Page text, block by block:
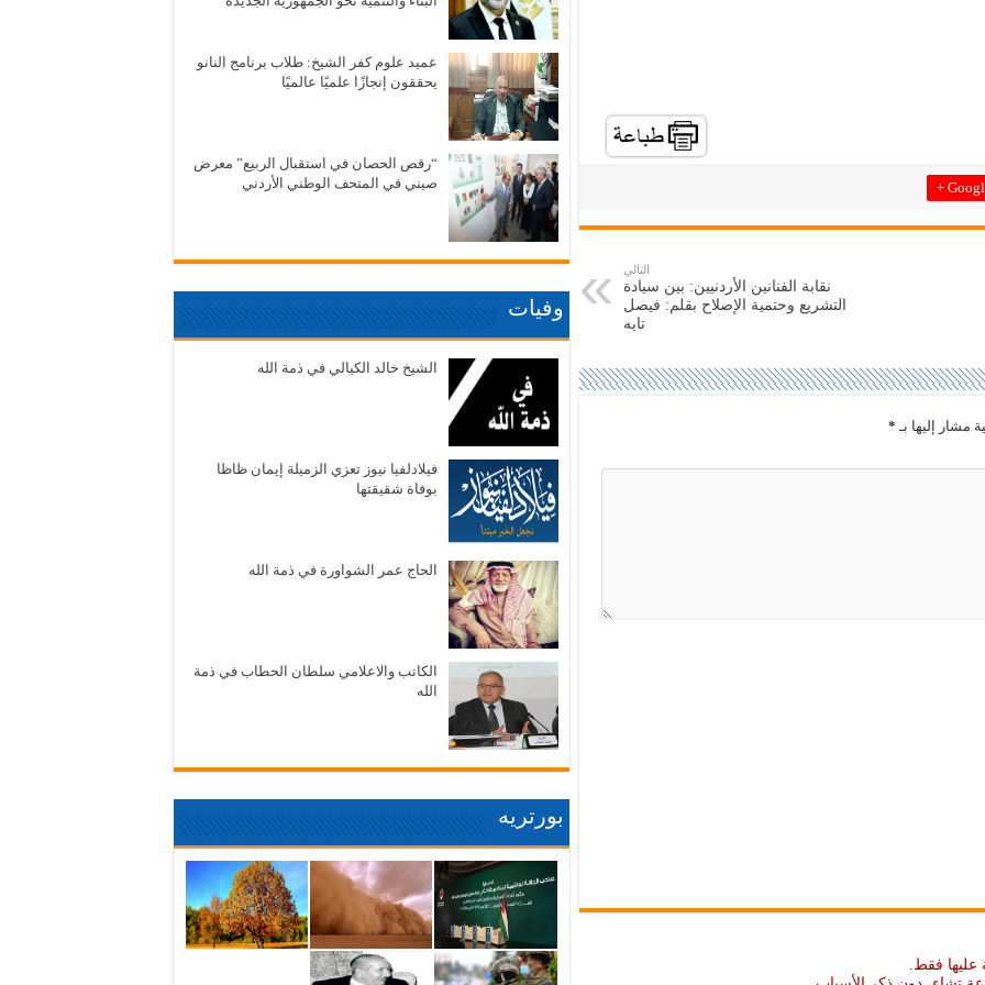
Google
التالي
نقابة الفنانين الأردنيين: بين سيادة
التشريع وحتمية الإصلاح ​بقلم: فيصل
تايه
مشار إليها بـ *
عليها فقط.
عميد علوم كفر الشيخ: طلاب برنامج النانو
يحققون إنجازًا علميًا عالميًا
“رقص الحصان في استقبال الربيع” معرض
صيني في المتحف الوطني الأردني
وفيات
الشيخ خالد الكيالي في ذمة الله
فيلادلفيا نيوز تعزي الزميلة إيمان ظاظا
بوفاة شقيقتها
الحاج عمر الشواورة في ذمة الله
الكاتب والاعلامي سلطان الحطاب في ذمة
الله
بورتريه